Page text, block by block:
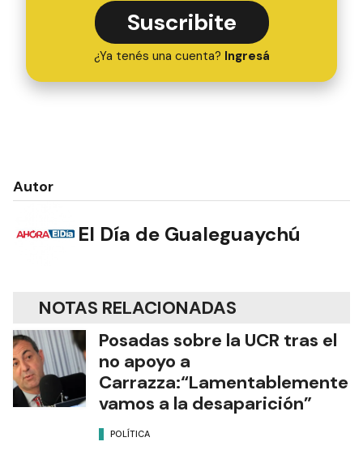
Suscribite
¿Ya tenés una cuenta? Ingresá
Autor
El Día de Gualeguaychú
NOTAS RELACIONADAS
Posadas sobre la UCR tras el
no apoyo a
Carrazza:“Lamentablemente
vamos a la desaparición”
POLÍTICA